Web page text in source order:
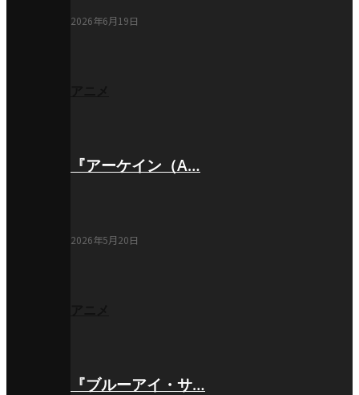
2026年6月19日
『アーケイン（A…
2026年5月20日
『ブルーアイ・サ…